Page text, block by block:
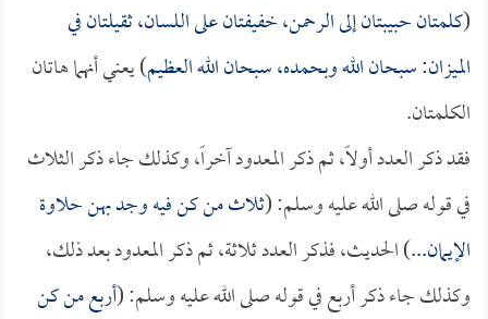
(كلمتان حبيبتان إلى الرحمن، خفيفتان على اللسان، ثقيلتان في
الميزان: سبحان الله وبحمده، سبحان الله العظيم) يعني أنهما هاتان
الكلمتان.
فقد ذكر العدد أولاً، ثم ذكر المعدود آخراً، وكذلك جاء ذكر الثلاث
في قوله صلى الله عليه وسلم: (ثلاث من كن فيه وجد بهن حلاوة
الإيمان...) الحديث، فذكر العدد ثلاثة، ثم ذكر المعدود بعد ذلك،
وكذلك جاء ذكر أربع في قوله صلى الله عليه وسلم: (أربع من كن